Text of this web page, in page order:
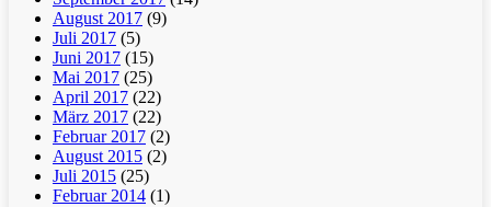
August 2017 (9)
Juli 2017 (5)
Juni 2017 (15)
Mai 2017 (25)
April 2017 (22)
März 2017 (22)
Februar 2017 (2)
August 2015 (2)
Juli 2015 (25)
Februar 2014 (1)